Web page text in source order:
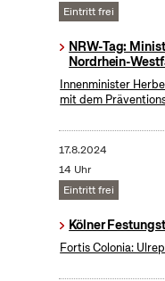
Eintritt frei
NRW-Tag:
Nordrhein-
Innenminister
mit dem
17.8.2024
14 Uhr
Eintritt frei
Kölner
Fortis Colonia: